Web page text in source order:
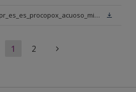
ficha_seguridad_pr_es_es_procopox_acuoso_mix_bn.pdf
1 2